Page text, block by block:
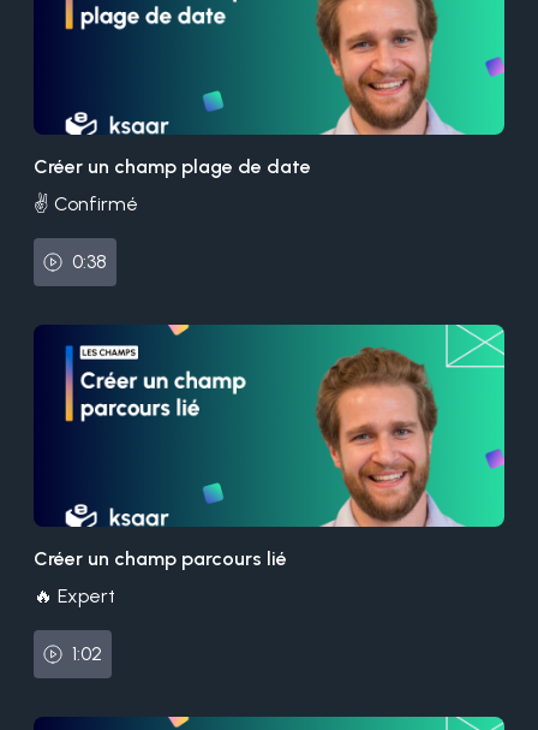
Créer un champ plage de date
✌️ Confirmé
0:38
Créer un champ parcours lié
🔥 Expert
1:02